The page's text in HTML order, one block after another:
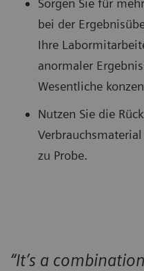
bei der
Ihre
anormaler
Wesentliche
Nutzen Sie die
zu Probe.
“It’s a